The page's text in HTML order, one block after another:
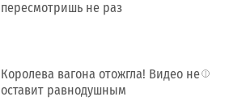
пересмотришь не раз
i
Королева вагона отожгла! Видео не
оставит равнодушным